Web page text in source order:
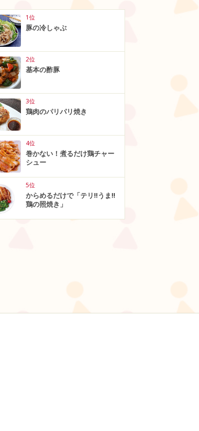
1位
豚の冷しゃぶ
2位
基本の酢豚
3位
鶏肉のパリパリ焼き
4位
巻かない！煮るだけ鶏チャー
シュー
5位
からめるだけで「テリ‼うま‼
鶏の照焼き」